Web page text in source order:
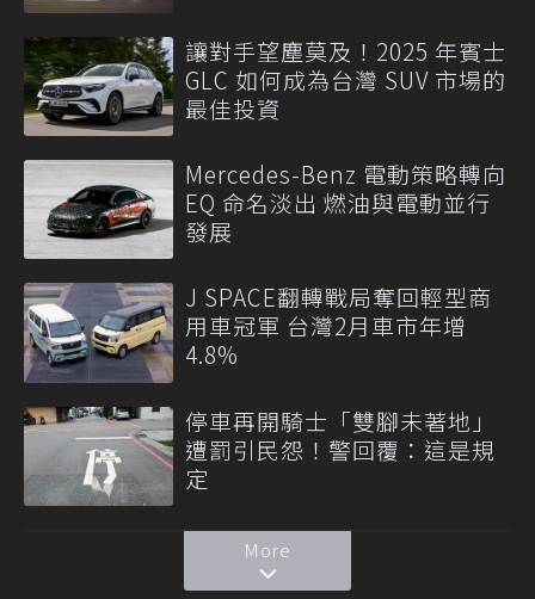
讓對手望塵莫及！2025 年賓士
GLC 如何成為台灣 SUV 市場的
最佳投資
Mercedes-Benz 電動策略轉向
EQ 命名淡出 燃油與電動並行
發展
J SPACE翻轉戰局奪回輕型商
用車冠軍 台灣2月車市年增
4.8%
停車再開騎士「雙腳未著地」
遭罰引民怨！警回覆：這是規
定
More